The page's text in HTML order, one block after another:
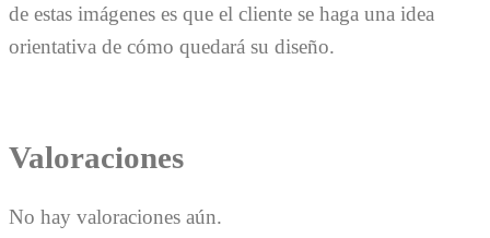
de estas imágenes es que el cliente se haga una idea
orientativa de cómo quedará su diseño.
Valoraciones
No hay valoraciones aún.